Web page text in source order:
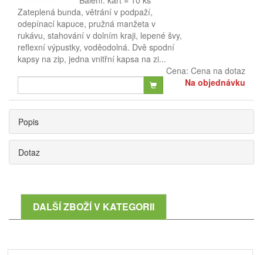
Zateplená bunda, větrání v podpaží,
odepínací kapuce, pružná manžeta v
rukávu, stahování v dolním kraji, lepené švy,
reflexní výpustky, voděodolná. Dvě spodní
kapsy na zip, jedna vnitřní kapsa na zi...
Cena: Cena na dotaz
Na objednávku
Popis
Dotaz
DALŠÍ ZBOŽÍ V KATEGORII